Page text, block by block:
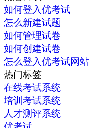
如何登入优考试
怎么新建试题
如何管理试卷
如何创建试卷
怎么登入优考试网站
热门标签
在线考试系统
培训考试系统
人才测评系统